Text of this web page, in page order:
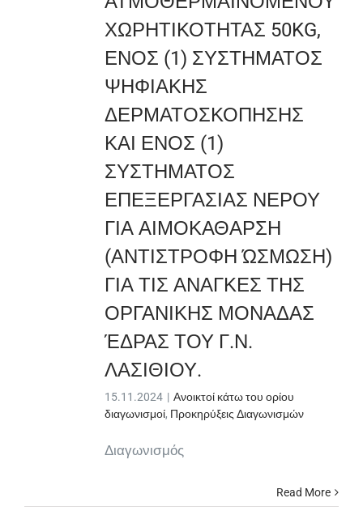
ΧΩΡΗΤΙΚΟΤΗΤΑΣ 50KG,
ΕΝΟΣ (1) ΣΥΣΤΗΜΑΤΟΣ
ΨΗΦΙΑΚΗΣ
ΔΕΡΜΑΤΟΣΚΟΠΗΣΗΣ
ΚΑΙ ΕΝΟΣ (1)
ΣΥΣΤΗΜΑΤΟΣ
ΕΠΕΞΕΡΓΑΣΙΑΣ ΝΕΡΟΥ
ΓΙΑ ΑΙΜΟΚΑΘΑΡΣΗ
(ΑΝΤΙΣΤΡΟΦΗ ΏΣΜΩΣΗ)
ΓΙΑ ΤΙΣ ΑΝΑΓΚΕΣ ΤΗΣ
ΟΡΓΑΝΙΚΗΣ ΜΟΝΑΔΑΣ
ΈΔΡΑΣ ΤΟΥ Γ.Ν.
ΛΑΣΙΘΙΟΥ.
15.11.2024 | Ανοικτοί κάτω του ορίου
διαγωνισμοί, Προκηρύξεις Διαγωνισμών
Διαγωνισμός
Read More